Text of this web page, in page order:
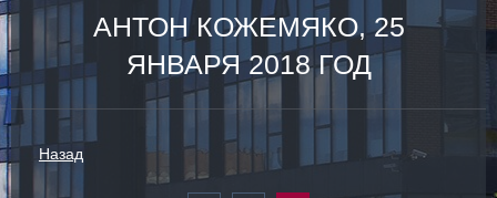
АНТОН КОЖЕМЯКО, 25
ЯНВАРЯ 2018 ГОД
Назад